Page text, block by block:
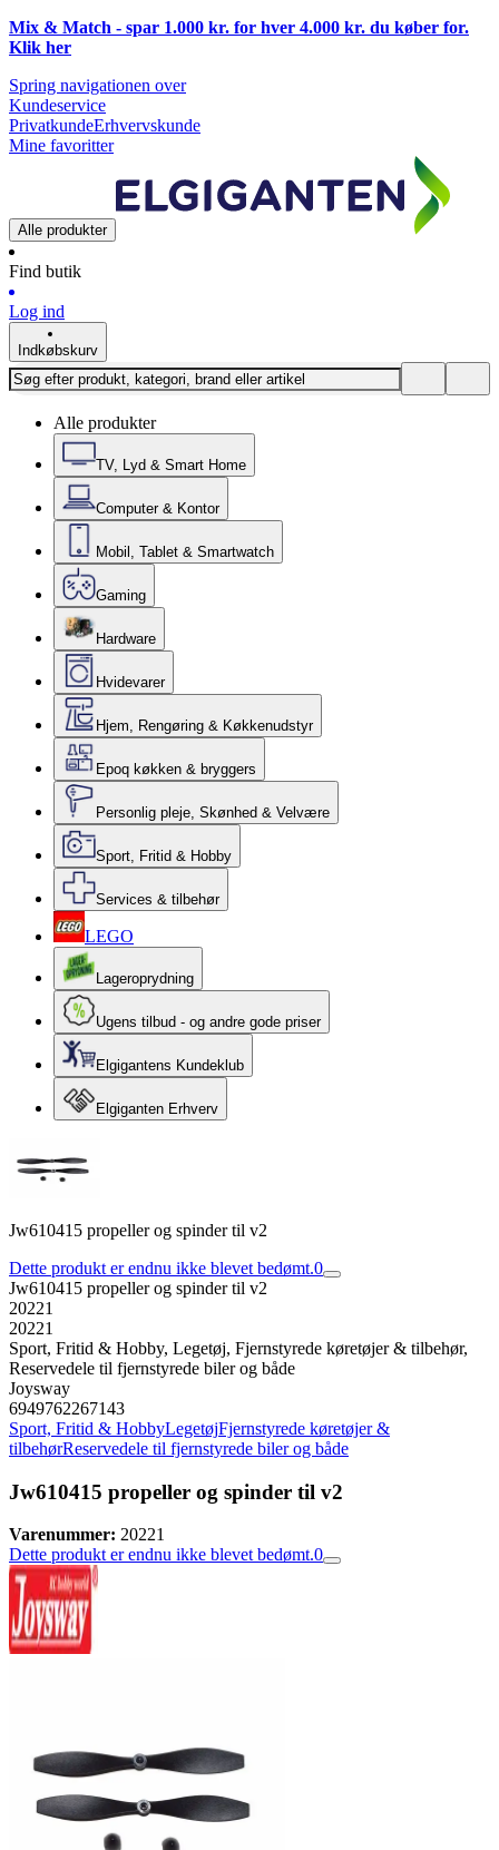
Mix & Match - spar 1.000 kr. for hver 4.000 kr. du køber for.
Klik her
Spring navigationen over
Kundeservice
PrivatkundeErhvervskunde
Mine favoritter
Alle produkter
Find butik
Log ind
Indkøbskurv
Alle produkter
TV, Lyd & Smart Home
Computer & Kontor
Mobil, Tablet & Smartwatch
Gaming
Hardware
Hvidevarer
Hjem, Rengøring & Køkkenudstyr
Epoq køkken & bryggers
Personlig pleje, Skønhed & Velvære
Sport, Fritid & Hobby
Services & tilbehør
LEGO
Lageroprydning
Ugens tilbud - og andre gode priser
Elgigantens Kundeklub
Elgiganten Erhverv
Jw610415 propeller og spinder til v2
Dette produkt er endnu ikke blevet bedømt.0
Jw610415 propeller og spinder til v2
20221
20221
Sport, Fritid & Hobby, Legetøj, Fjernstyrede køretøjer & tilbehør,
Reservedele til fjernstyrede biler og både
Joysway
6949762267143
Sport, Fritid & HobbyLegetøjFjernstyrede køretøjer &
tilbehørReservedele til fjernstyrede biler og både
Jw610415 propeller og spinder til v2
Varenummer: 20221
Dette produkt er endnu ikke blevet bedømt.0